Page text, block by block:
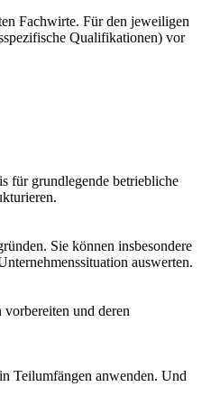
Fachwirte. Für den jeweiligen
Qualifikationen) vor
für grundlegende betriebliche
Sie können insbesondere
auswerten.
vorbereiten und deren
Teilumfängen anwenden. Und